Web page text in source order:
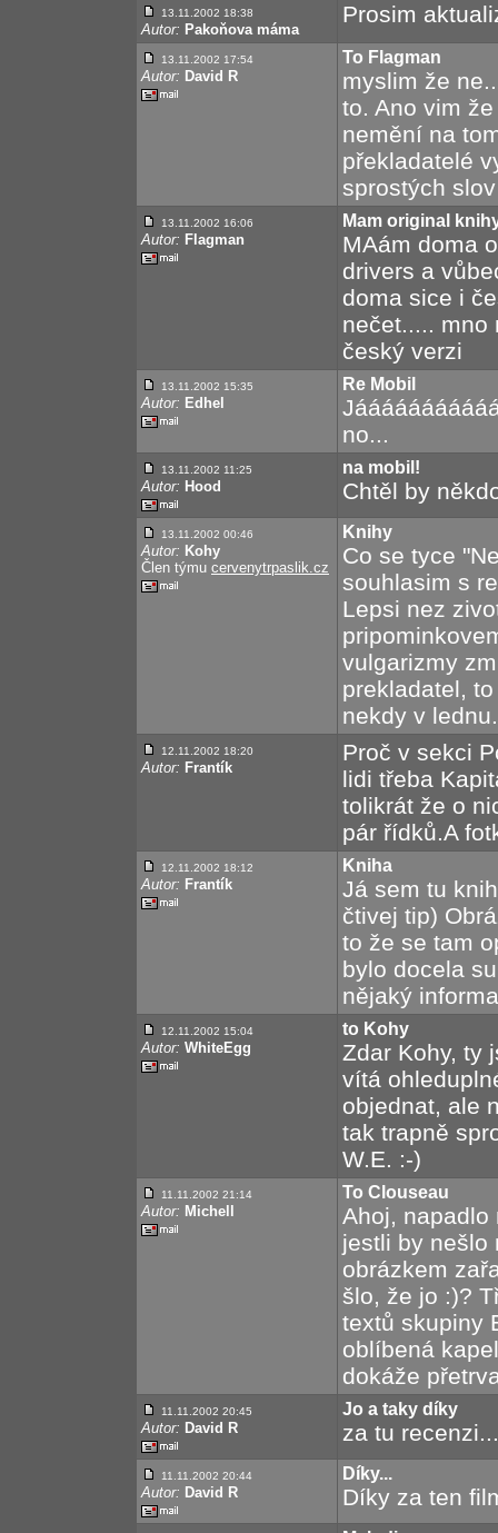
13.11.2002 18:38
Autor: Pakoňova máma
Prosim
13.11.2002 17:54
Autor: David R
To Flagman
myslim že
to. Ano vim
nemění na
překladatelé
sprostých
13.11.2002 16:06
Autor: Flagman
Mam original
MAám doma
drivers a
doma sice i
nečet..... mno
český verzi
13.11.2002 15:35
Autor: Edhel
Re Mobil
no...
13.11.2002 11:25
Autor: Hood
na mobil!
Chtěl by
13.11.2002 00:46
Autor: Kohy
Člen týmu cervenytrpaslik.cz
Knihy
Co se tyce
souhlasim s
Lepsi nez
vulgarizmy
prekladatel,
nekdy v
12.11.2002 18:20
Autor: Frantík
Proč v sekci
lidi třeba
tolikrát že o
pár řídků.A
12.11.2002 18:12
Autor: Frantík
Kniha
Já sem tu
čtivej tip)
to že se tam
bylo docela
nějaký
12.11.2002 15:04
Autor: WhiteEgg
to Kohy
Zdar Kohy, ty
vítá
objednat, ale
tak trapně
W.E. :-)
11.11.2002 21:14
Autor: Michell
To Clouseau
Ahoj, napadlo
jestli by nešlo
obrázkem
šlo, že jo :)?
textů skupiny
oblíbená
dokáže
11.11.2002 20:45
Autor: David R
Jo a taky díky
za tu recenzi...
11.11.2002 20:44
Autor: David R
Díky...
Díky za ten